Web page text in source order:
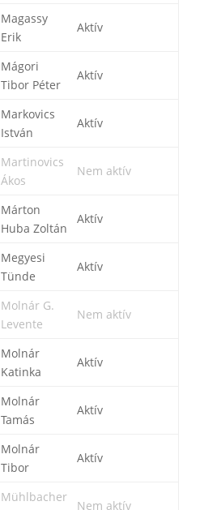
Magassy
Erik
Aktív
Mágori
Tibor Péter
Aktív
Markovics
István
Aktív
Martinovics
Ákos
Nem aktív
Márton
Huba Zoltán
Aktív
Megyesi
Tünde
Aktív
Molnár G.
Levente
Nem aktív
Molnár
Katinka
Aktív
Molnár
Tamás
Aktív
Molnár
Tibor
Aktív
Mühlbacher
Nem aktív